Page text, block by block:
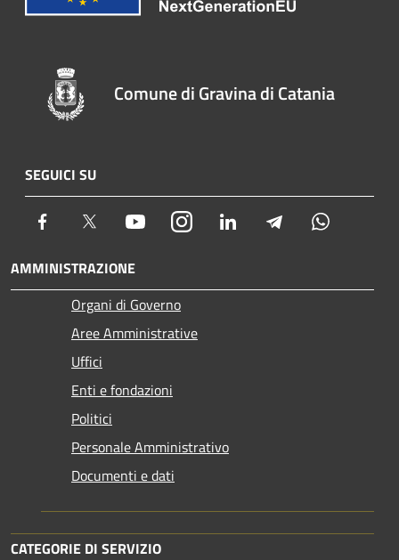
Comune di Gravina di Catania
SEGUICI SU
Facebook Twitter YoutubeInstagram LinkedIn Telegram
AMMINISTRAZIONE
Organi di Governo
Aree Amministrative
Uffici
Enti e fondazioni
Politici
Personale Amministrativo
Documenti e dati
CATEGORIE DI SERVIZIO